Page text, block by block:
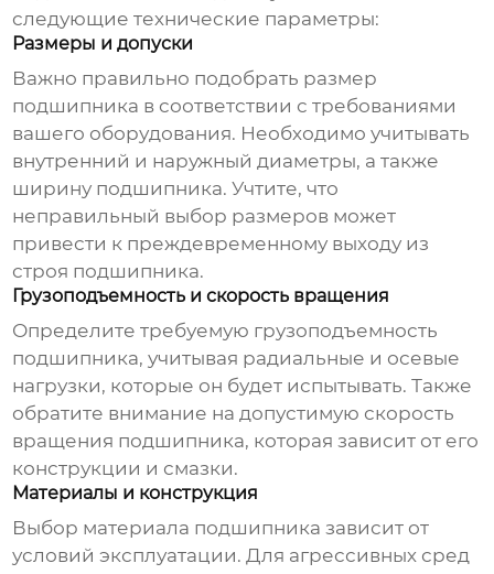
следующие технические параметры:
Размеры и допуски
Важно правильно подобрать размер
подшипника в соответствии с требованиями
вашего оборудования. Необходимо учитывать
внутренний и наружный диаметры, а также
ширину подшипника. Учтите, что
неправильный выбор размеров может
привести к преждевременному выходу из
строя подшипника.
Грузоподъемность и скорость вращения
Определите требуемую грузоподъемность
подшипника, учитывая радиальные и осевые
нагрузки, которые он будет испытывать. Также
обратите внимание на допустимую скорость
вращения подшипника, которая зависит от его
конструкции и смазки.
Материалы и конструкция
Выбор материала подшипника зависит от
условий эксплуатации. Для агрессивных сред